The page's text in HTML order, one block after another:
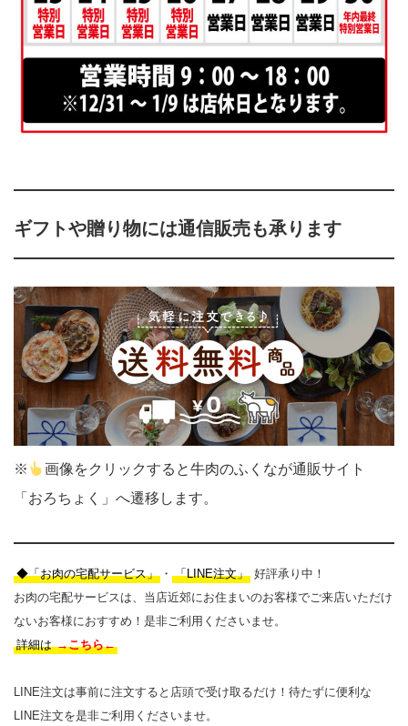
ギフトや贈り物には通信販売も承ります
※
画像をクリックすると牛肉のふくなが通販サイト
「おろちょく」へ遷移します。
◆「お肉の宅配サービス」 ・「LINE注文」 好評承り中！
お肉の宅配サービスは、当店近郊にお住まいのお客様でご来店いただけ
ないお客様におすすめ！是非ご利用くださいませ。
詳細は →こちら←
LINE注文は事前に注文すると店頭で受け取るだけ！待たずに便利な
LINE注文を是非ご利用くださいませ。